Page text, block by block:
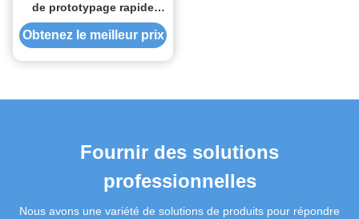
de prototypage rapide
Pièces métalliques
usinées CNC
Obtenez le meilleur prix
Fournir des solutions
professionnelles
Nous avons une variété de solutions de produits pour répondre